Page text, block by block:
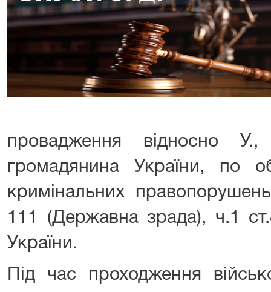
провадження відносно У.,
громадянина України, по
кримінальних
111 (Державна зрада), ч.1
України.
Під час проходження